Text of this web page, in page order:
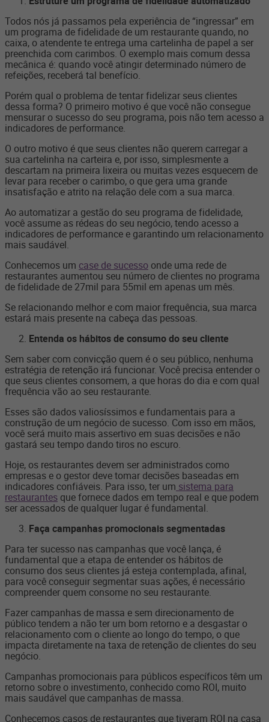
Todos nós já passamos pela experiência de “ingressar” em
um programa de fidelidade de um restaurante quando, no
caixa, o atendente te entrega uma cartelinha de papel a ser
preenchida com carimbos. O exemplo mais comum dessa
mecânica é: quando você atingir determinado número de
refeições, receberá tal benefício.
Porém qual o problema de tentar fidelizar seus clientes
dessa forma? O primeiro motivo é que você não consegue
mensurar o sucesso do seu programa, pois não tem acesso a
indicadores de performance.
O outro motivo é que seus clientes não querem carregar a
sua cartelinha na carteira e, por isso, simplesmente a
descartam na primeira lixeira ou muitas vezes esquecem de
levar para receber o carimbo, o que gera uma grande
insatisfação e atrito na relação dele com a sua marca.
Ao automatizar a gestão do seu programa de fidelidade,
você assume as rédeas do seu negócio, tendo acesso a
indicadores de performance e garantindo um relacionamento
mais saudável.
Conhecemos um case de sucesso onde uma rede de
restaurantes aumentou seu número de clientes no programa
de fidelidade de 27mil para 55mil em apenas um mês.
Se relacionando melhor e com maior frequência, sua marca
estará mais presente na cabeça das pessoas.
Entenda os hábitos de consumo do seu cliente
Sem saber com convicção quem é o seu público, nenhuma
estratégia de retenção irá funcionar. Você precisa entender o
que seus clientes consomem, a que horas do dia e com qual
frequência vão ao seu restaurante.
Esses são dados valiosíssimos e fundamentais para a
construção de um negócio de sucesso. Com isso em mãos,
você será muito mais assertivo em suas decisões e não
gastará seu tempo dando tiros no escuro.
Hoje, os restaurantes devem ser administrados como
empresas e o gestor deve tomar decisões baseadas em
indicadores confiáveis. Para isso, ter um sistema para
restaurantes que fornece dados em tempo real e que podem
ser acessados de qualquer lugar é fundamental.
Faça campanhas promocionais segmentadas
Para ter sucesso nas campanhas que você lança, é
fundamental que a etapa de entender os hábitos de
consumo dos seus clientes já esteja contemplada, afinal,
para você conseguir segmentar suas ações, é necessário
compreender quem consome no seu restaurante.
Fazer campanhas de massa e sem direcionamento de
público tendem a não ter um bom retorno e a desgastar o
relacionamento com o cliente ao longo do tempo, o que
impacta diretamente na taxa de retenção de clientes do seu
negócio.
Campanhas promocionais para públicos específicos têm um
retorno sobre o investimento, conhecido como ROI, muito
mais saudável que campanhas de massa.
Conhecemos casos de restaurantes que tiveram ROI na casa